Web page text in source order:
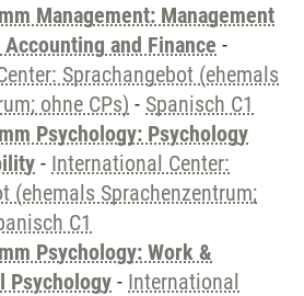
Management: Management
and Finance -
Sprachangebot (ehemals
ohne CPs) - Spanisch C1
Psychology: Psychology
- International Center:
(ehemals Sprachenzentrum;
C1
Psychology: Work &
Psychology - International